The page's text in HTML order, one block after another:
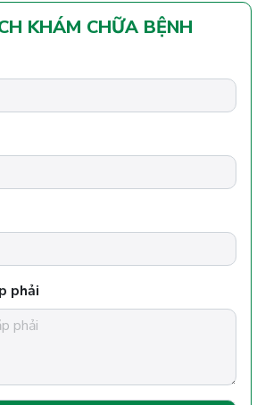
KHÁM CHỮA BỆNH
phải